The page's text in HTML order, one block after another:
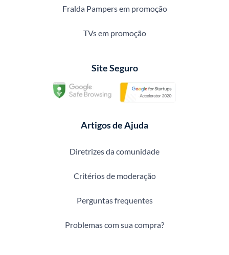
Fralda Pampers em promoção
TVs em promoção
Site Seguro
Artigos de Ajuda
Diretrizes da comunidade
Critérios de moderação
Perguntas frequentes
Problemas com sua compra?